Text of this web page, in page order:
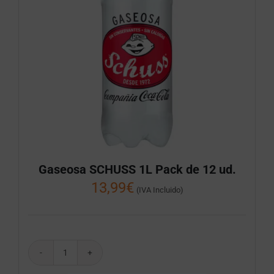
Gaseosa SCHUSS 1L Pack de 12 ud.
13,99€ (IVA Incluido)
Gaseosa